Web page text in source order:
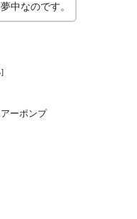
中なのです。
ーポンプ